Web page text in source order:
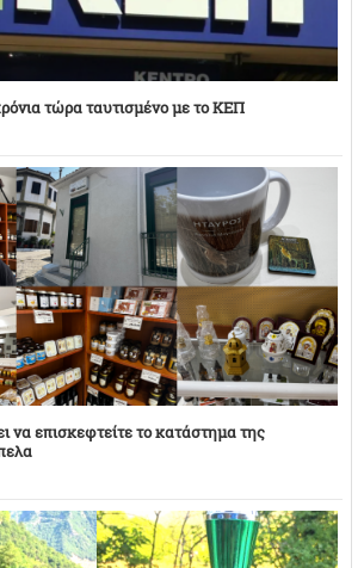
τώρα ταυτισμένο με το ΚΕΠ
να επισκεφτείτε το κατάστημα της